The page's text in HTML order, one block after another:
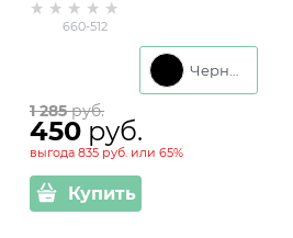
512 ЛДСП и металл
660-512
1 285 руб.
450 руб.
выгода 835 руб. или 65%
Купить